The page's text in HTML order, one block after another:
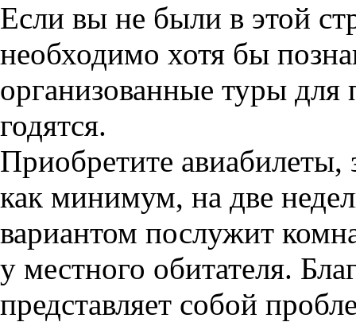
Если вы не были в этой
необходимо хотя бы
организованные туры для
годятся.
Приобретите авиабилеты,
как минимум, на две
вариантом послужит
у местного обитателя.
представляет собой